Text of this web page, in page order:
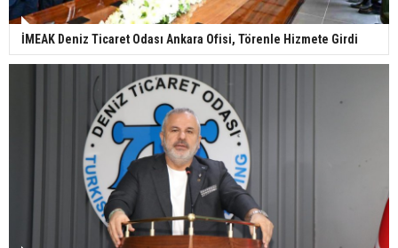
İMEAK Deniz Ticaret Odası Ankara Ofisi, Törenle Hizmete Girdi